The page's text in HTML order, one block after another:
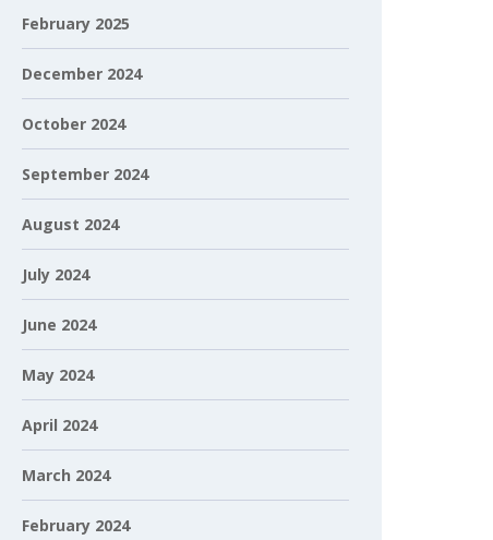
February 2025
December 2024
October 2024
September 2024
August 2024
July 2024
June 2024
May 2024
April 2024
March 2024
February 2024